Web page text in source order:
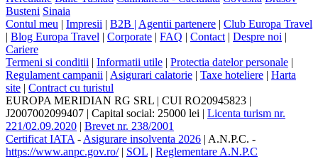
Busteni Sinaia
Contul meu
Impresii B2B | Agentii partenere
Club Europa Travel
Blog Europa Travel Corporate FAQ Contact| Despre noi
Cariere
Termeni si conditii
Informatii utile Protectia datelor personale
Regulament campanii Asigurari calatorie Taxe hoteliere
Harta
site
Contract cu turistul
EUROPA MERIDIAN RG SRL
CUI RO20945823
J2007002099407
Capital social: 25000 lei
Licenta turism nr.
221/02.09.2020
Brevet nr. 238/2001
Certificat IATA-Asigurare insolventa 2026 A.N.P.C. -
https://www.anpc.gov.ro/| SOL Reglementare A.N.P.C